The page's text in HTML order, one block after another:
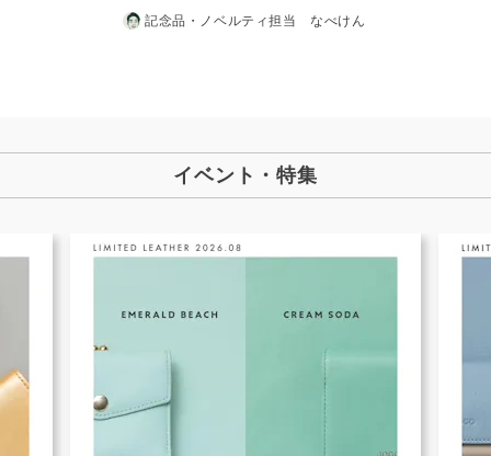
記念品・ノベルティ担当 なべけん
イベント・特集